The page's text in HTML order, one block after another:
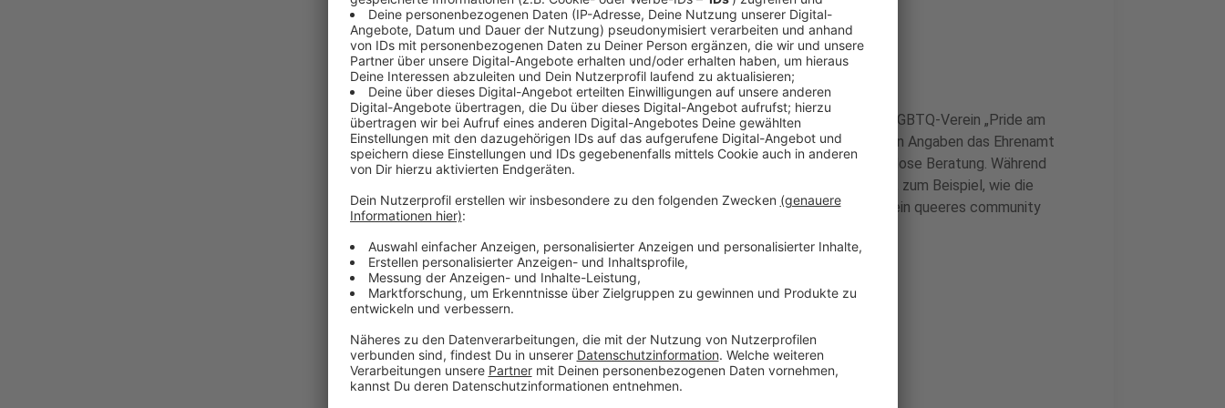
Kostenlose Beratung für Verein
Anzeige
Die bundesweite Initiative startsocial e.V. hat den Leverkusener LGBTQ-Verein „Pride am
Rhein“ für ein Stipendium ausgewählt. Startsocial will nach eigenen Angaben das Ehrenamt
stärken und bietet mit dem Stipendium eine viermonatige kostenlose Beratung. Während
dieses Coachings können gemeinsam Themen bearbeitet werden, zum Beispiel, wie die
Finanzierung verbessert werden kann und wie man in Leverkusen ein queeres community
Anzeige
Weitere Meldungen aus Leverkusen
Anzeige